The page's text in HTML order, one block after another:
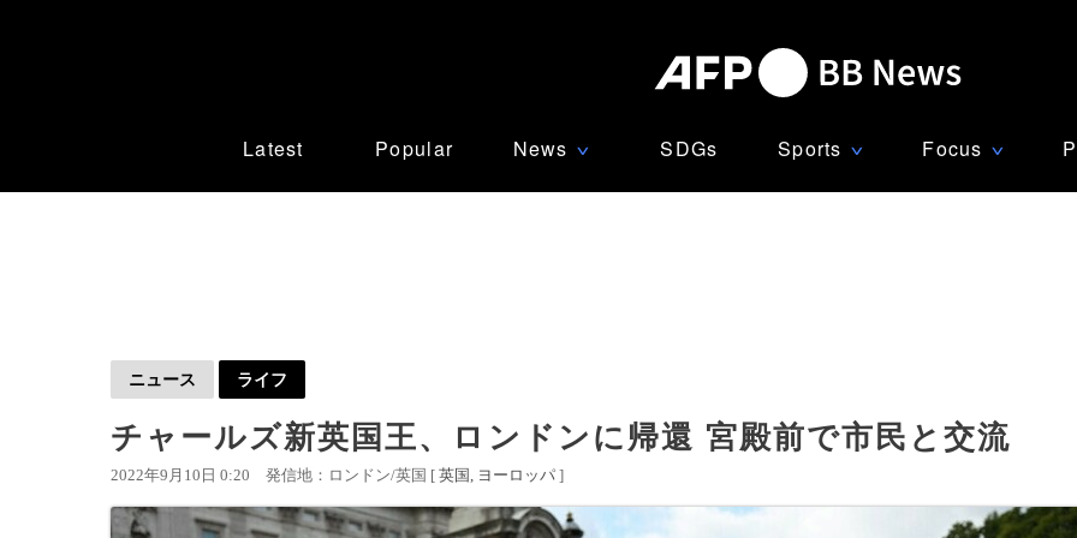
Latest Popular News ∨ SDGs Sports ∨ Focus ∨
ニュース ライフ
チャールズ新英国王、ロンドンに帰還 宮殿前で市民と交流
2022年9月10日 0:20 発信地：ロンドン/英国 [ 英国 ヨーロッパ ]